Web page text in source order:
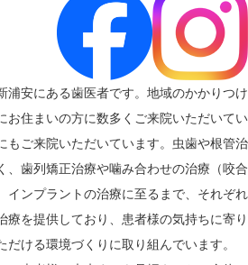
浦安にある歯医者です。地域のかかりつけ
お住まいの方に数多くご来院いただいてい
もご来院いただいています。虫歯や根管治
、歯列矯正治療や噛み合わせの治療（咬合
インプラントの治療に至るまで、それぞれ
療を提供しており、患者様の気持ちに寄り
ける環境づくりに取り組んでいます。